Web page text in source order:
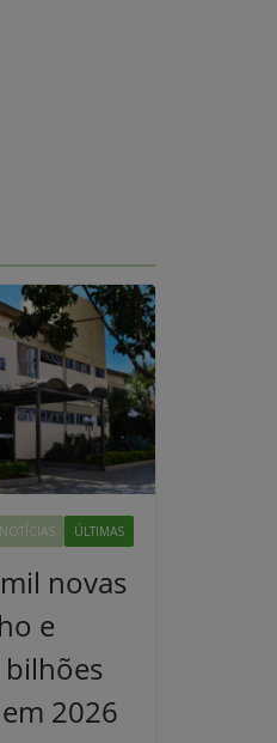
NOTÍCIAS ÚLTIMAS
novas
e
bilhões
2026